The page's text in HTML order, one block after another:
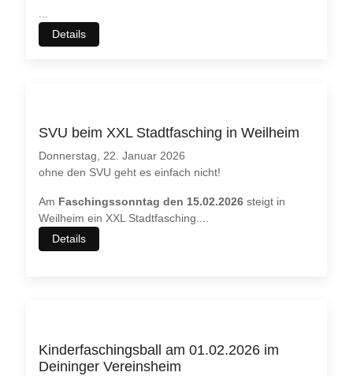
...
Details
SVU beim XXL Stadtfasching in Weilheim
Donnerstag, 22. Januar 2026
ohne den SVU geht es einfach nicht!
Am Faschingssonntag den 15.02.2026 steigt in
Weilheim ein XXL Stadtfasching....
Details
Kinderfaschingsball am 01.02.2026 im
Deininger Vereinsheim